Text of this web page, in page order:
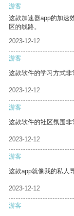
游客
这款加速器app的加速
区的线路。
2023-12-12
游客
这款软件的学习方式非
2023-12-12
游客
这款软件的社区氛围非
2023-12-12
游客
这款app就像我的私人
2023-12-12
游客